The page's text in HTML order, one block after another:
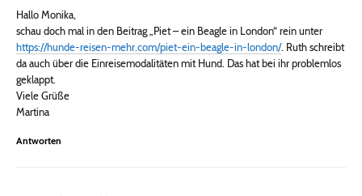
Hallo Monika,
schau doch mal in den Beitrag „Piet – ein Beagle in London“ rein unter
https://hunde-reisen-mehr.com/piet-ein-beagle-in-london/. Ruth schreibt
da auch über die Einreisemodalitäten mit Hund. Das hat bei ihr problemlos
geklappt.
Viele Grüße
Martina
Antworten